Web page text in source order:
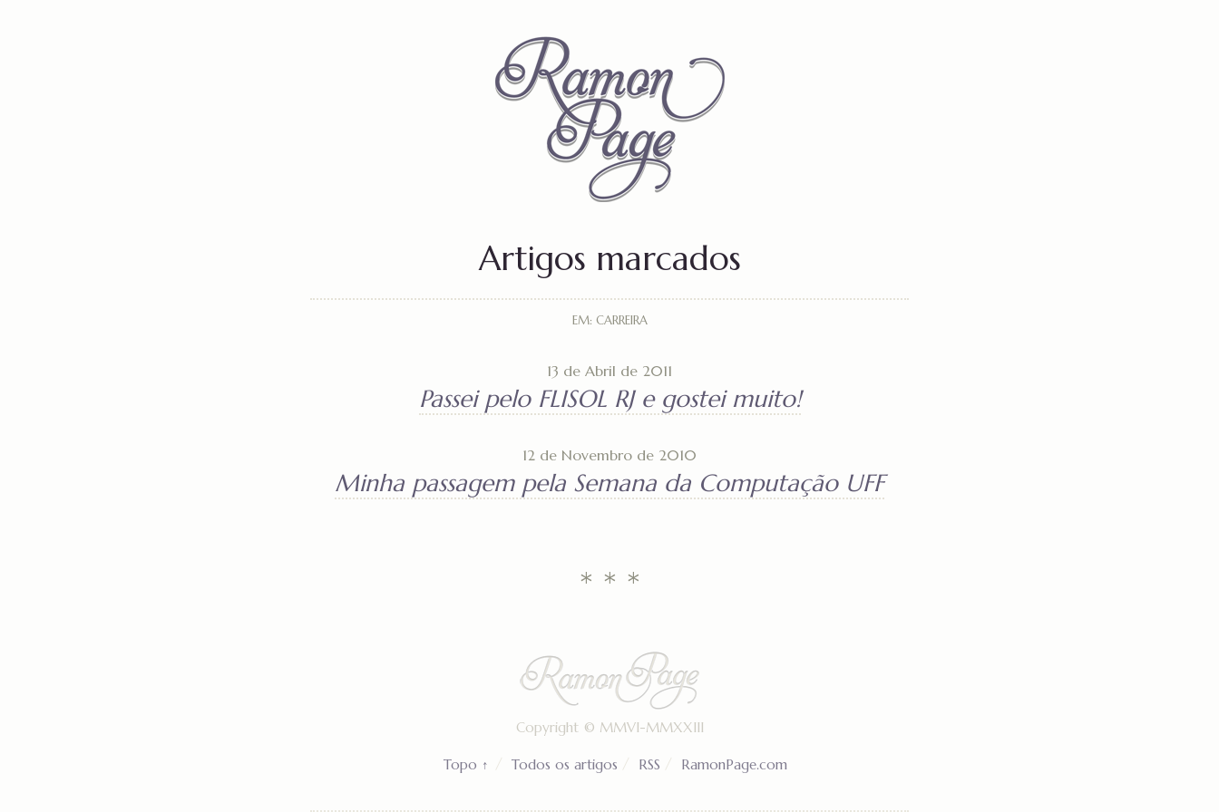
Artigos marcados
EM: CARREIRA
13 de Abril de 2011
Passei pelo FLISOL RJ e gostei muito!
12 de Novembro de 2010
Minha passagem pela Semana da Computação UFF
* * *
Copyright © MMVI-MMXXIII
Topo ↑ Todos os artigos RSS RamonPage.com